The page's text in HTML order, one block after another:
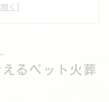
るペット火葬の特徴
護センターとの違い
ット火葬の流れ
般的な流れの解説
るペット火葬